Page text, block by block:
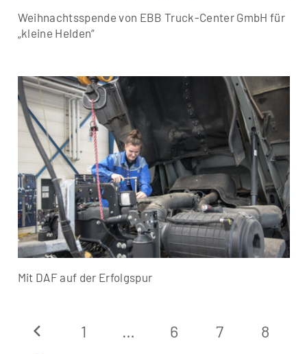
Weihnachtsspende von EBB Truck-Center GmbH für
„kleine Helden“
Mit DAF auf der Erfolgspur
1 … 6 7 8